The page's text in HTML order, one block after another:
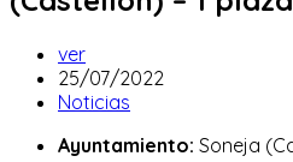
Autor
de
la
ver
Publicación
de
entrada:
25/07/2022
Categoría
la
Noticias
Ayuntamiento: Soneja